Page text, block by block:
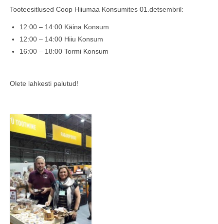
COOP KLIENDIKAART
KINKEKAART
HIIUMAA KÖÖK JA PAGAR
Tooteesitlused Coop Hiiumaa Konsumites 01.detsembril:
12:00 – 14:00 Käina Konsum
12:00 – 14:00 Hiiu Konsum
16:00 – 18:00 Tormi Konsum
Olete lahkesti palutud!